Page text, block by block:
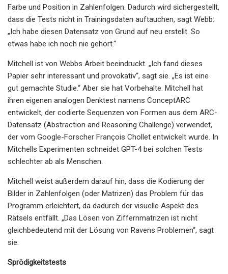
Farbe und Position in Zahlenfolgen. Dadurch wird sichergestellt,
dass die Tests nicht in Trainingsdaten auftauchen, sagt Webb:
„Ich habe diesen Datensatz von Grund auf neu erstellt. So
etwas habe ich noch nie gehört.“
Mitchell ist von Webbs Arbeit beeindruckt. „Ich fand dieses
Papier sehr interessant und provokativ“, sagt sie. „Es ist eine
gut gemachte Studie.“ Aber sie hat Vorbehalte. Mitchell hat
ihren eigenen analogen Denktest namens ConceptARC
entwickelt, der codierte Sequenzen von Formen aus dem ARC-
Datensatz (Abstraction and Reasoning Challenge) verwendet,
der vom Google-Forscher François Chollet entwickelt wurde. In
Mitchells Experimenten schneidet GPT-4 bei solchen Tests
schlechter ab als Menschen.
Mitchell weist außerdem darauf hin, dass die Kodierung der
Bilder in Zahlenfolgen (oder Matrizen) das Problem für das
Programm erleichtert, da dadurch der visuelle Aspekt des
Rätsels entfällt. „Das Lösen von Ziffernmatrizen ist nicht
gleichbedeutend mit der Lösung von Ravens Problemen“, sagt
sie.
Sprödigkeitstests